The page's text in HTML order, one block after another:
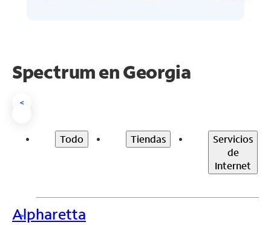
Spectrum enGeorgia
<
Todo Tiendas
Servicios
de
Internet
>
Alpharetta